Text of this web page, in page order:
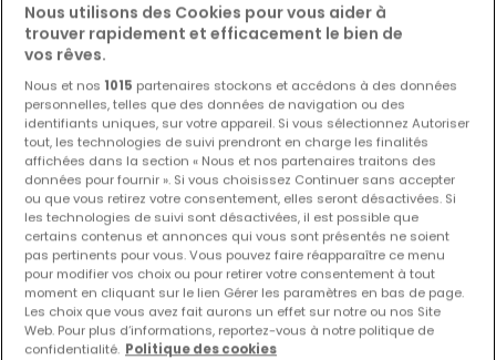
pourraient vous intéresser.
Nous utilisons des Cookies pour vous aider à
trouver rapidement et efficacement le bien de
vos rêves.
Nous et nos 1015 partenaires stockons et accédons à des données
personnelles, telles que des données de navigation ou des
identifiants uniques, sur votre appareil. Si vous sélectionnez Autoriser
tout, les technologies de suivi prendront en charge les finalités
affichées dans la section « Nous et nos partenaires traitons des
données pour fournir ». Si vous choisissez Continuer sans accepter
ou que vous retirez votre consentement, elles seront désactivées. Si
les technologies de suivi sont désactivées, il est possible que
certains contenus et annonces qui vous sont présentés ne soient
pas pertinents pour vous. Vous pouvez faire réapparaître ce menu
pour modifier vos choix ou pour retirer votre consentement à tout
moment en cliquant sur le lien Gérer les paramètres en bas de page.
Les choix que vous avez fait aurons un effet sur notre ou nos Site
Web. Pour plus d’informations, reportez-vous à notre politique de
confidentialité. Politique des cookies